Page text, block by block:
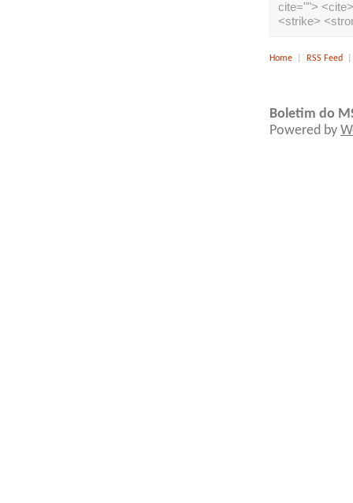
cite="">
<strike>
Home RSS Feed
Boletim do
Powered by